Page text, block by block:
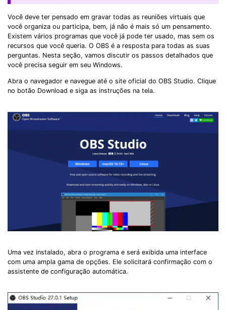
Você deve ter pensado em gravar todas as reuniões virtuais que
você organiza ou participa, bem, já não é mais só um pensamento.
Existem vários programas que você já pode ter usado, mas sem os
recursos que você queria. O OBS é a resposta para todas as suas
perguntas. Nesta seção, vamos discutir os passos detalhados que
você precisa seguir em seu Windows.
Abra o navegador e navegue até o site oficial do OBS Studio. Clique
no botão Download e siga as instruções na tela.
Uma vez instalado, abra o programa e será exibida uma interface
com uma ampla gama de opções. Ele solicitará confirmação com o
assistente de configuração automática.